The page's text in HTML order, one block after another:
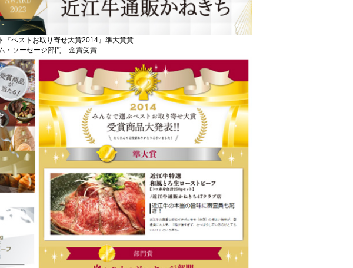
『ベストお取り寄せ大賞2014』準大賞賞
・ソーセージ部門 金賞受賞